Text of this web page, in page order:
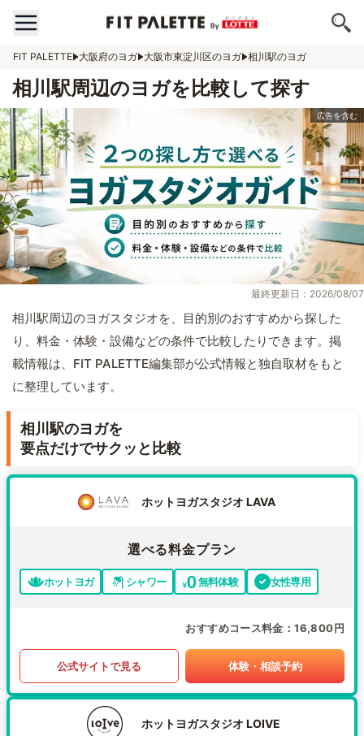
FIT PALETTE 大阪府のヨガ 大阪市東淀川区のヨガ 相川駅のヨガ
相川駅周辺のヨガを比較して探す
最終更新日：2026/08/07
相川駅周辺のヨガスタジオを、目的別のおすすめから探した
り、料金・体験・設備などの条件で比較したりできます。掲
載情報は、FIT PALETTE編集部が公式情報と独自取材をもと
に整理しています。
相川駅のヨガを
要点だけでサクッと比較
ホットヨガスタジオ LAVA
選べる料金プラン
ホットヨガ シャワー 無料体験 女性専用
おすすめコース料金 16,800円
公式サイトで見る 体験・相談予約
ホットヨガスタジオ LOIVE